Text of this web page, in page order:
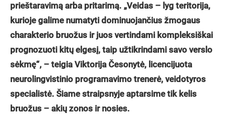
prieštaravimą arba pritarimą. „Veidas – lyg teritorija,
kurioje galime numatyti dominuojančius žmogaus
charakterio bruožus ir juos vertindami kompleksiškai
prognozuoti kitų elgesį, taip užtikrindami savo verslo
sėkmę“, – teigia Viktorija Česonytė, licencijuota
neurolingvistinio programavimo trenerė, veidotyros
specialistė. Šiame straipsnyje aptarsime tik kelis
bruožus – akių zonos ir nosies.